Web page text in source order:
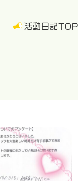
活動日記TOP